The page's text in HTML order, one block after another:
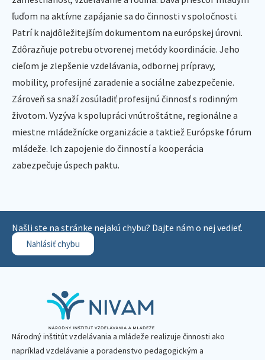
ľuďom na aktívne zapájanie sa do činnosti v spoločnosti.
Patrí k najdôležitejším dokumentom na európskej úrovni.
Zdôrazňuje potrebu otvorenej metódy koordinácie. Jeho
cieľom je zlepšenie vzdelávania, odbornej prípravy,
mobility, profesijné zaradenie a sociálne zabezpečenie.
Zároveň sa snaží zosúladiť profesijnú činnosť s rodinným
životom. Vyzýva k spolupráci vnútroštátne, regionálne a
miestne mládežnícke organizácie a taktiež Európske fórum
mládeže. Ich zapojenie do činností a kooperácia
zabezpečuje úspech paktu.
Našli ste na stránke nejakú chybu? Dajte nám o nej vedieť.
Nahlásiť chybu
Národný inštitút vzdelávania a mládeže realizuje činnosti ako
napríklad vzdelávanie a poradenstvo pedagogickým a